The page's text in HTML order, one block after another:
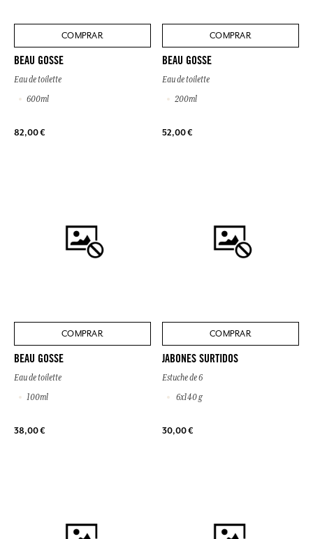
COMPRAR
BEAU GOSSE
Eau de toilette
600ml
82,00 €
COMPRAR
BEAU GOSSE
Eau de toilette
200ml
52,00 €
COMPRAR
BEAU GOSSE
Eau de toilette
100ml
38,00 €
COMPRAR
JABONES SURTIDOS
Estuche de 6
6x140 g
30,00 €